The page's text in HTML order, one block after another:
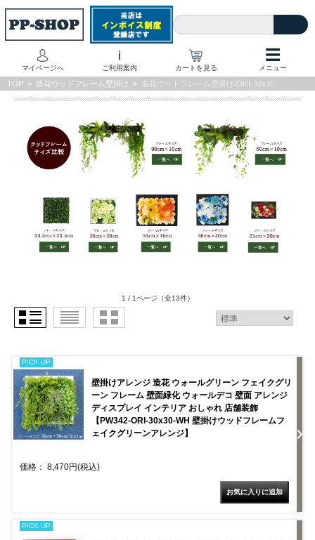
マイページへ
i
ご利用案内 カートを見る
☰
メニュー
TOP > 造花ウッドフレーム壁掛け > 造花ウッドフレーム壁掛け/ORI-30x30
1 / 1ページ （全13件）
PICK UP
壁掛けアレンジ 造花 ウォールグリーン フェイクグリ
ーン フレーム 壁面緑化 ウォールデコ 壁面 アレンジ
ディスプレイ インテリア おしゃれ 店舗装飾
【PW342-ORI-30x30-WH 壁掛けウッドフレームフ
ェイクグリーンアレンジ】
価格： 8,470円(税込)
PICK UP